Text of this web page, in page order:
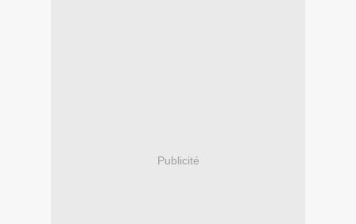
Publicité